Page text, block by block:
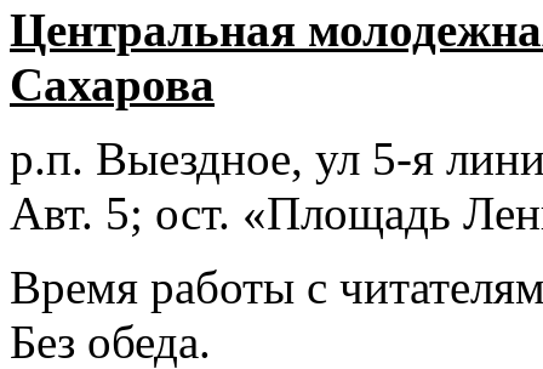
Центральная
Сахарова
р.п. Выездное, ул 5-я
Авт. 5; ост. «Площадь
Время работы с
Без обеда.